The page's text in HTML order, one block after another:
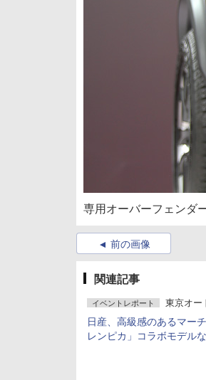
専用オーバーフェンダ
前の画像
関連記事
イベントレポート 東京オー
日産、高級感のあるマー
レンピカ」コラボモデル